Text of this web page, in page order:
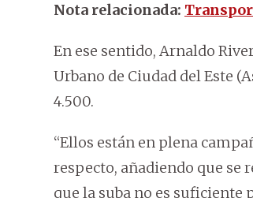
Nota relacionada:
En ese sentido, Arnaldo
Urbano de Ciudad del Este
4.500.
“Ellos están en plena
respecto, añadiendo que se
que la suba no es suficiente